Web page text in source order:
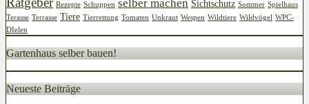
Rezepte Schuppen selber machen Sichtschutz Sommer Spielhaus
Terasse Terrasse Tiere Tierrettung Tomaten Unkraut Wespen Wildtiere Wildvögel WPC-
DIelen
Gartenhaus selber bauen!
Neueste Beiträge